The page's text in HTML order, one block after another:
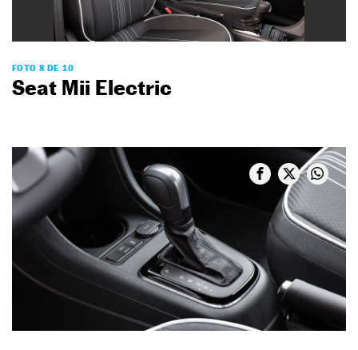
FOTO 8 DE 10
Seat Mii Electric